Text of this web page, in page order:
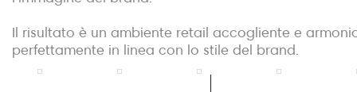
Il risultato è un ambiente retail accogliente e
perfettamente in linea con lo stile del brand.